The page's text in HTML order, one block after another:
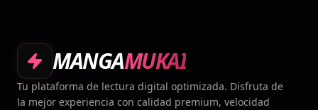
MANGAMUKAI
Tu plataforma de lectura digital optimizada. Disfruta de
la mejor experiencia con calidad premium, velocidad